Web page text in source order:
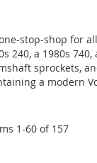
stop-shop
240, a 1980s
sprockets,
a modern
1-60 of 157